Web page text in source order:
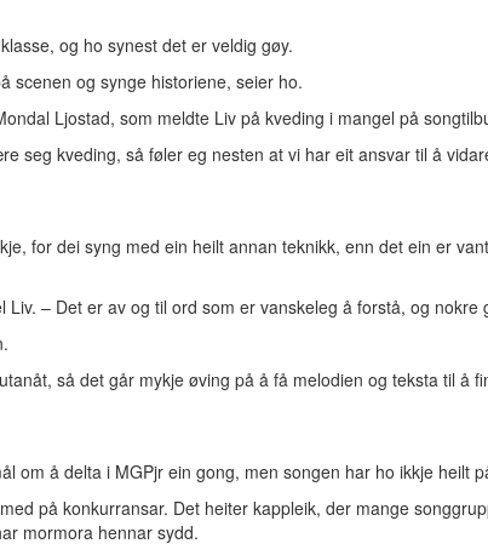
og ho synest det er veldig gøy.
scenen og synge historiene, seier ho.
Ljostad, som meldte Liv på kveding i mangel på
seg kveding, så føler eg nesten at vi har eit ansvar til å
for dei syng med ein heilt annan teknikk, enn det ein er
Liv. – Det er av og til ord som er vanskeleg å forstå, og
så det går mykje øving på å få melodien og teksta til å
om å delta i MGPjr ein gong, men songen har ho ikkje heilt
på konkurransar. Det heiter kappleik, der mange
mormora hennar sydd.